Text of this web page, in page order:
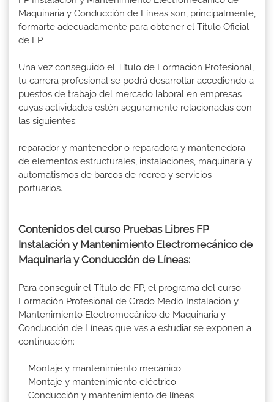
Maquinaria y Conducción de Líneas son, principalmente,
formarte adecuadamente para obtener el Titulo Oficial
de FP.
Una vez conseguido el Título de Formación Profesional,
tu carrera profesional se podrá desarrollar accediendo a
puestos de trabajo del mercado laboral en empresas
cuyas actividades estén seguramente relacionadas con
las siguientes:
reparador y mantenedor o reparadora y mantenedora
de elementos estructurales, instalaciones, maquinaria y
automatismos de barcos de recreo y servicios
portuarios.
Contenidos del curso Pruebas Libres FP
Instalación y Mantenimiento Electromecánico de
Maquinaria y Conducción de Líneas:
Para conseguir el Título de FP, el programa del curso
Formación Profesional de Grado Medio Instalación y
Mantenimiento Electromecánico de Maquinaria y
Conducción de Líneas que vas a estudiar se exponen a
continuación:
Montaje y mantenimiento mecánico
Montaje y mantenimiento eléctrico
Conducción y mantenimiento de líneas